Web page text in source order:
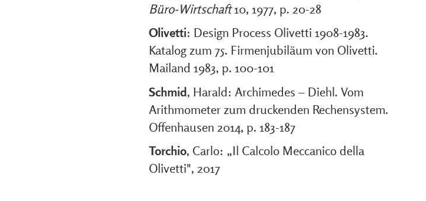
Büro-Wirtschaft10, 1977, p. 20-28
Olivetti: Design Process Olivetti 1908-1983.
Katalog zum 75. Firmenjubiläum von Olivetti.
Mailand 1983, p. 100-101
Schmid, Harald: Archimedes – Diehl. Vom
Arithmometer zum druckenden Rechensystem.
Offenhausen 2014, p. 183-187
Torchio, Carlo: „Il Calcolo Meccanico della
Olivetti", 2017